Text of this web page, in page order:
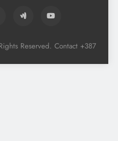
Reserved. Contact +387